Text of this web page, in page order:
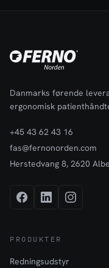
Danmarks førende
ergonomisk
+45 43 62 43 16
fas@fernonorden.com
Herstedvang 8, 2620
PRODUKTER
Redningsudstyr